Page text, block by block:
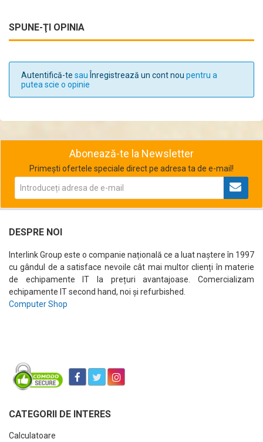
SPUNE-ŢI OPINIA
Autentifică-te sauÎnregistrează un cont nou pentru a
putea scie o opinie
Abonează-te la Newsletter
Primești ofertele speciale direct pe adresa ta de e-mail!
DESPRE NOI
Interlink Group este o companie națională ce a luat naștere în 1997
cu gândul de a satisface nevoile cât mai multor clienți în materie
de echipamente IT la prețuri avantajoase. Comercializam
echipamente IT second hand, noi și refurbished.
Computer Shop
CATEGORII DE INTERES
Calculatoare